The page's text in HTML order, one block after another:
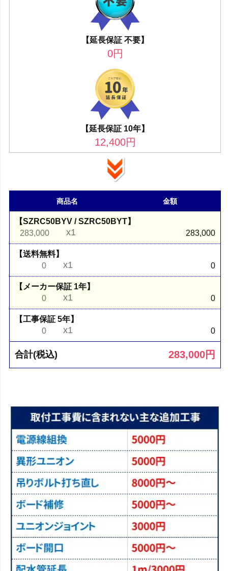
【延長保証 不要】
0円
【延長保証 10年】
12,400円
商品名 金額
【SZRC50BYV / SZRC50BYT】
283,000
x1 283,000
【送料無料】
0
x1 0
【メーカー保証 1年】
0
x1 0
【工事保証 5年】
0
x1 0
合計(税込) 283,000円